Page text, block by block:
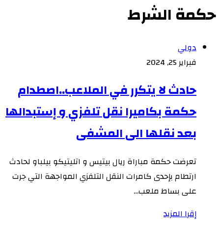
حكمة الشرط
دولي
فبراير 25, 2024
حادث لا يتكرر في الملاعب..اصطدام
حكمة بكاميرا نقل تلفزي و إستبدالها
بعد نقلها الى المشفى
تعرضت حكمة مباراة ريال بيتيس و اتليتيكو بيلباو لحادث
ارتطام بإحدى كامرات النقل التلفزي المواجهة التي جرت
على بساط ملعب…
إقرا المزيد